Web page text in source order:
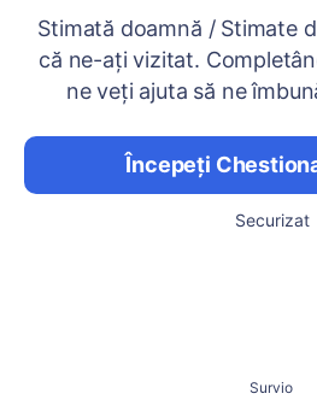
Stimată doamnă / Stimate
că ne-ați vizitat.
ne veți ajuta să ne
Începeți
Securizat
Survio